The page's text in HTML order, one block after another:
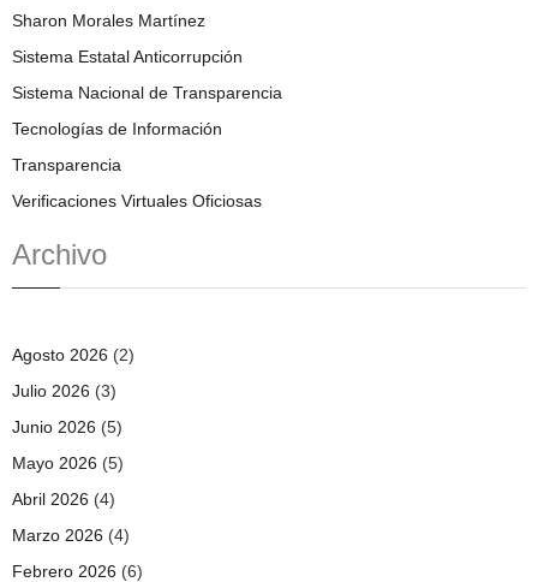
Sharon Morales Martínez
Sistema Estatal Anticorrupción
Sistema Nacional de Transparencia
Tecnologías de Información
Transparencia
Verificaciones Virtuales Oficiosas
Archivo
Agosto 2026 (2)
Julio 2026 (3)
Junio 2026 (5)
Mayo 2026 (5)
Abril 2026 (4)
Marzo 2026 (4)
Febrero 2026 (6)